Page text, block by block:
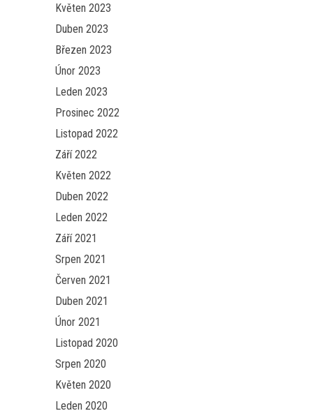
Květen 2023
Duben 2023
Březen 2023
Únor 2023
Leden 2023
Prosinec 2022
Listopad 2022
Září 2022
Květen 2022
Duben 2022
Leden 2022
Září 2021
Srpen 2021
Červen 2021
Duben 2021
Únor 2021
Listopad 2020
Srpen 2020
Květen 2020
Leden 2020